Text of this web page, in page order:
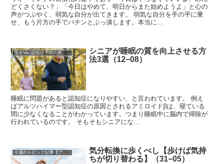
どくさくない？」「今日はやめて、明日からまた始めようよ」と心の
声がつぶやく、弱気な自分が出てきます。 弱気な自分を手の平に乗
せ、もう片方の手でバチンとぶっ潰します。本当に...
完全Ver.認知症予防の教科書
シニアが睡眠の質を向上させる方
法3選（12−08）
睡眠に問題があると認知症になりやすい、と言われています。 例え
ばアルツハイマー型認知症の原因とされるアミロイドβは、寝ている
間に少なくなることがわかっています。つまり睡眠中に脳内で掃除が
行われているのです。 そもそもシニアにな...
今週のトピック記事【アーカイブ】
気分転換に歩くべし【歩けば気持
ちが切り替わる】（31−05）